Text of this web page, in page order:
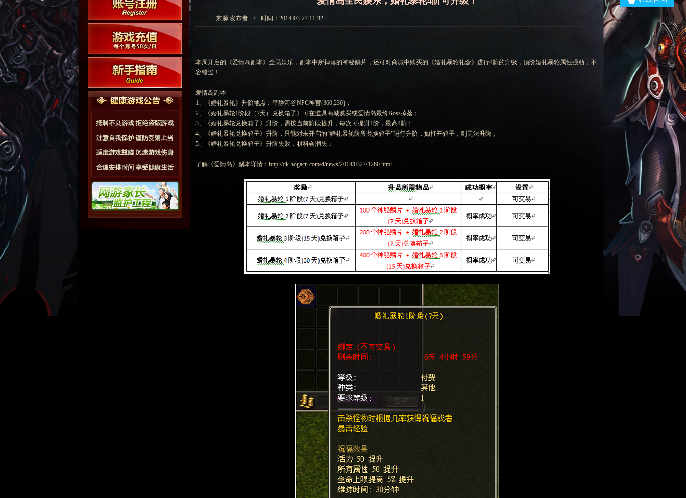
来源:发布者 > 时间：2014-03-27 11:32
本周开启的《爱情岛副本》全民娱乐，副本中所掉落的神秘鳞片，还可对商城中购买的《婚礼暴轮礼盒》进行4阶的升级，顶阶婚礼暴轮属性强劲，不
容错过！
爱情岛副本
1、《婚礼暴轮》升阶地点：平静河谷NPC神官(360;230)；
2、《婚礼暴轮1阶段（7天）兑换箱子》可在道具商城购买或爱情岛最终Boss掉落；
3、《婚礼暴轮兑换箱子》升阶，需按当前阶段提升，每次可提升1阶，最高4阶；
4、《婚礼暴轮兑换箱子》升阶，只能对未开启的“婚礼暴轮阶段兑换箱子”进行升阶，如打开箱子，则无法升阶；
5、《婚礼暴轮兑换箱子》升阶失败，材料会消失；
了解《爱情岛》副本详情：http://dk.hogacn.com/d/news/2014/0327/1260.html